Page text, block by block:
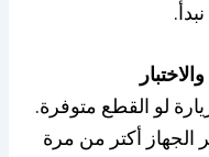
لو القطع متوفرة.
الجهاز أكتر من مرة